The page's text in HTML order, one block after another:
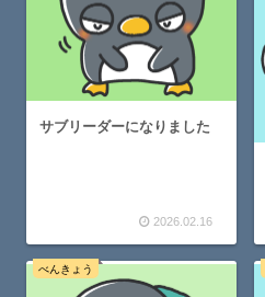
サブリーダーになりました
2026.02.16
べんきょう